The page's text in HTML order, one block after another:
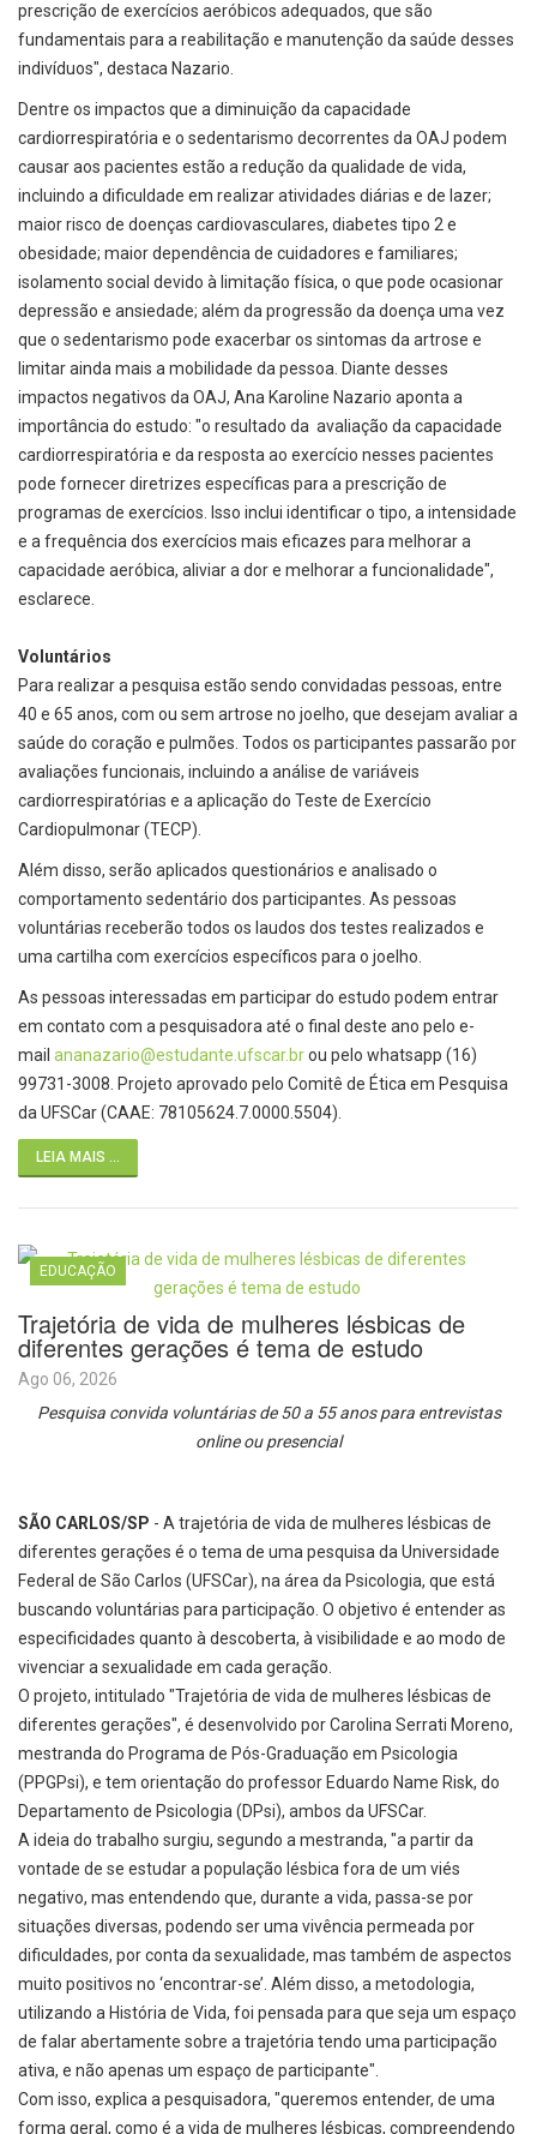
prescrição de exercícios aeróbicos adequados, que são
fundamentais para a reabilitação e manutenção da saúde desses
indivíduos", destaca Nazario.
Dentre os impactos que a diminuição da capacidade
cardiorrespiratória e o sedentarismo decorrentes da OAJ podem
causar aos pacientes estão a redução da qualidade de vida,
incluindo a dificuldade em realizar atividades diárias e de lazer;
maior risco de doenças cardiovasculares, diabetes tipo 2 e
obesidade; maior dependência de cuidadores e familiares;
isolamento social devido à limitação física, o que pode ocasionar
depressão e ansiedade; além da progressão da doença uma vez
que o sedentarismo pode exacerbar os sintomas da artrose e
limitar ainda mais a mobilidade da pessoa. Diante desses
impactos negativos da OAJ, Ana Karoline Nazario aponta a
importância do estudo: "o resultado da avaliação da capacidade
cardiorrespiratória e da resposta ao exercício nesses pacientes
pode fornecer diretrizes específicas para a prescrição de
programas de exercícios. Isso inclui identificar o tipo, a intensidade
e a frequência dos exercícios mais eficazes para melhorar a
capacidade aeróbica, aliviar a dor e melhorar a funcionalidade",
esclarece.
Voluntários
Para realizar a pesquisa estão sendo convidadas pessoas, entre
40 e 65 anos, com ou sem artrose no joelho, que desejam avaliar a
saúde do coração e pulmões. Todos os participantes passarão por
avaliações funcionais, incluindo a análise de variáveis
cardiorrespiratórias e a aplicação do Teste de Exercício
Cardiopulmonar (TECP).
Além disso, serão aplicados questionários e analisado o
comportamento sedentário dos participantes. As pessoas
voluntárias receberão todos os laudos dos testes realizados e
uma cartilha com exercícios específicos para o joelho.
As pessoas interessadas em participar do estudo podem entrar
em contato com a pesquisadora até o final deste ano pelo e-
mail ananazario@estudante.ufscar.brou pelo whatsapp (16)
99731-3008. Projeto aprovado pelo Comitê de Ética em Pesquisa
da UFSCar (CAAE: 78105624.7.0000.5504).
LEIA MAIS ...
EDUCAÇÃO
Trajetória de vida de mulheres lésbicas de
diferentes gerações é tema de estudo
Ago 06, 2026
Pesquisa convida voluntárias de 50 a 55 anos para entrevistas
online ou presencial
SÃO CARLOS/SP - A trajetória de vida de mulheres lésbicas de
diferentes gerações é o tema de uma pesquisa da Universidade
Federal de São Carlos (UFSCar), na área da Psicologia, que está
buscando voluntárias para participação. O objetivo é entender as
especificidades quanto à descoberta, à visibilidade e ao modo de
vivenciar a sexualidade em cada geração.
O projeto, intitulado "Trajetória de vida de mulheres lésbicas de
diferentes gerações", é desenvolvido por Carolina Serrati Moreno,
mestranda do Programa de Pós-Graduação em Psicologia
(PPGPsi), e tem orientação do professor Eduardo Name Risk, do
Departamento de Psicologia (DPsi), ambos da UFSCar.
A ideia do trabalho surgiu, segundo a mestranda, "a partir da
vontade de se estudar a população lésbica fora de um viés
negativo, mas entendendo que, durante a vida, passa-se por
situações diversas, podendo ser uma vivência permeada por
dificuldades, por conta da sexualidade, mas também de aspectos
muito positivos no ‘encontrar-se’. Além disso, a metodologia,
utilizando a História de Vida, foi pensada para que seja um espaço
de falar abertamente sobre a trajetória tendo uma participação
ativa, e não apenas um espaço de participante".
Com isso, explica a pesquisadora, "queremos entender, de uma
forma geral, como é a vida de mulheres lésbicas, compreendendo